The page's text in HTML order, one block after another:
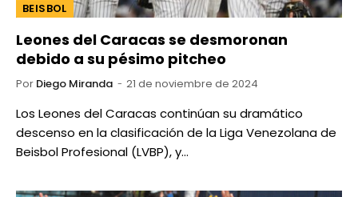
BEISBOL
Leones del Caracas se desmoronan
debido a su pésimo pitcheo
Por Diego Miranda 21 de noviembre de 2024
Los Leones del Caracas continúan su dramático
descenso en la clasificación de la Liga Venezolana de
Beisbol Profesional (LVBP), y…